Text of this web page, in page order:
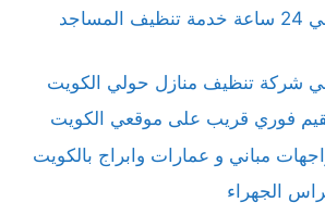
تنظيف منازل حولي 24 ساعة خدمة تنظيف المساجد
شركة تنظيف منازل حولي الكويت
فوري قريب على موقعي الكويت
مباني و عمارات وابراج بالكويت
الجهراء